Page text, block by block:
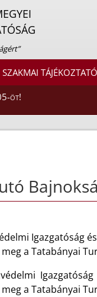
SZAKMAI
öt!
Igazgatóság
a Tatabányai
a Tatabányai